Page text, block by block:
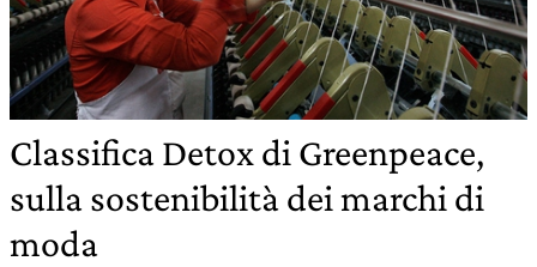
Classifica Detox di Greenpeace,
sulla sostenibilità dei marchi di
moda